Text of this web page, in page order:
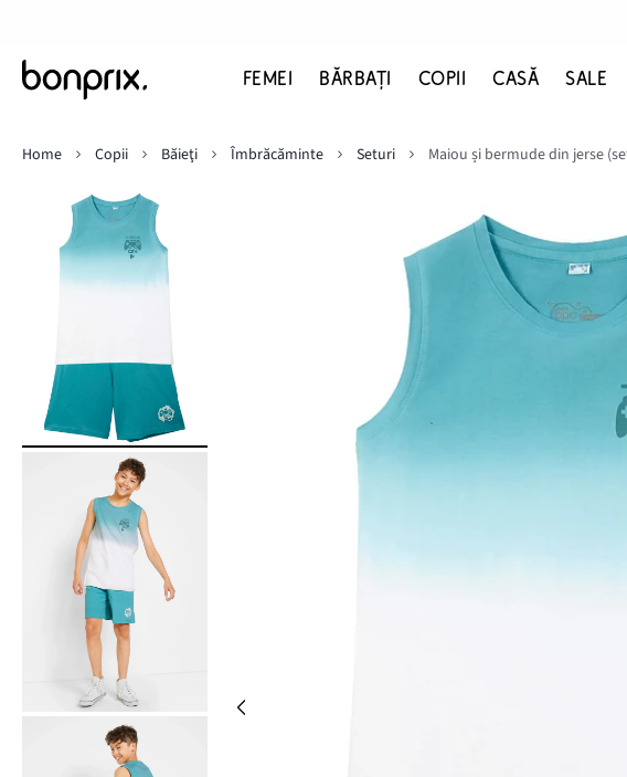
FEMEI BĂRBAŢI COPII CASĂ SALE
Home
Copii Băieţi Îmbrăcăminte Seturi Maiou și bermude din jerse